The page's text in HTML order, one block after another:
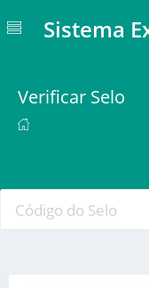
Sistema
Verificar Selo